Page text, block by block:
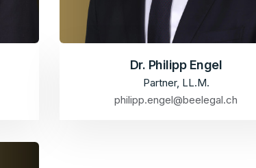
Dr. Philipp Engel
Partner, LL.M.
philipp.engel@beelegal.ch